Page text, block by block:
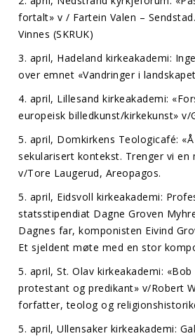
fortalt» v / Fartein Valen –
Vinnes (SKRUK)
3. april, Hadeland kirkeakademi:
over emnet «Vandringer i
4. april, Lillesand kirkeakademi:
europeisk billedkunst/kirkekunst» v/
5. april, Domkirkens Teologicafé:
sekularisert kontekst. Trenger vi en
v/Tore Laugerud, Areopagos.
5. april, Eidsvoll kirkeakademi:
statsstipendiat Dagne Groven
Dagnes far, komponisten Eivind
Et sjeldent møte med en stor
5. april, St. Olav kirkeakademi:
protestant og predikant» v/Robert
forfatter, teolog og
5. april, Ullensaker kirkeakademi: